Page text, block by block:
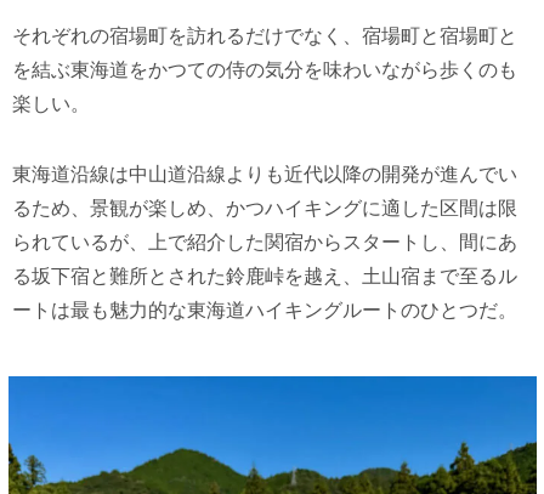
それぞれの宿場町を訪れるだけでなく、宿場町と宿場町と
を結ぶ東海道をかつての侍の気分を味わいながら歩くのも
楽しい。
東海道沿線は中山道沿線よりも近代以降の開発が進んでい
るため、景観が楽しめ、かつハイキングに適した区間は限
られているが、上で紹介した関宿からスタートし、間にあ
る坂下宿と難所とされた鈴鹿峠を越え、土山宿まで至るル
ートは最も魅力的な東海道ハイキングルートのひとつだ。